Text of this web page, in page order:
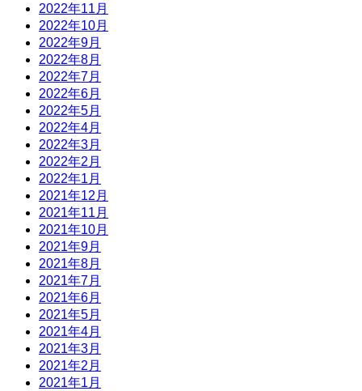
2022年11月
2022年10月
2022年9月
2022年8月
2022年7月
2022年6月
2022年5月
2022年4月
2022年3月
2022年2月
2022年1月
2021年12月
2021年11月
2021年10月
2021年9月
2021年8月
2021年7月
2021年6月
2021年5月
2021年4月
2021年3月
2021年2月
2021年1月